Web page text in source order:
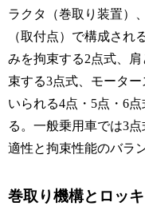
ラクタ（巻取り装置）
（取付点）で構成され
みを拘束する2点式、
束する3点式、モータ
いられる4点・5点・6
る。一般乗用車では3
適性と拘束性能のバラ
巻取り機構とロッ